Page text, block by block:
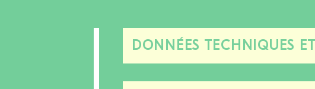
DONNÉES TECHNIQUES